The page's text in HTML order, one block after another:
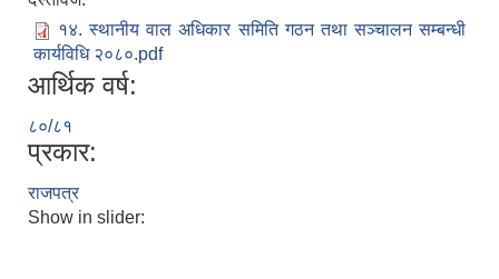
१४. स्थानीय वाल अधिकार समिति गठन तथा सञ्चालन सम्बन्धी
कार्यविधि २०८०.pdf
आर्थिक वर्ष:
८०/८१
प्रकार:
राजपत्र
Show in slider: